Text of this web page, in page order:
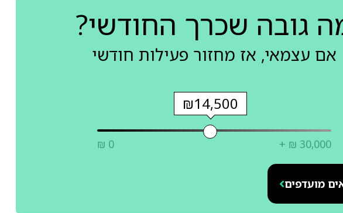
גובה שכרך החודשי?
אם עצמאי, אז מחזור פעילות חודשי
₪14,500
₪ 0 + ₪ 30,000
מועדפים